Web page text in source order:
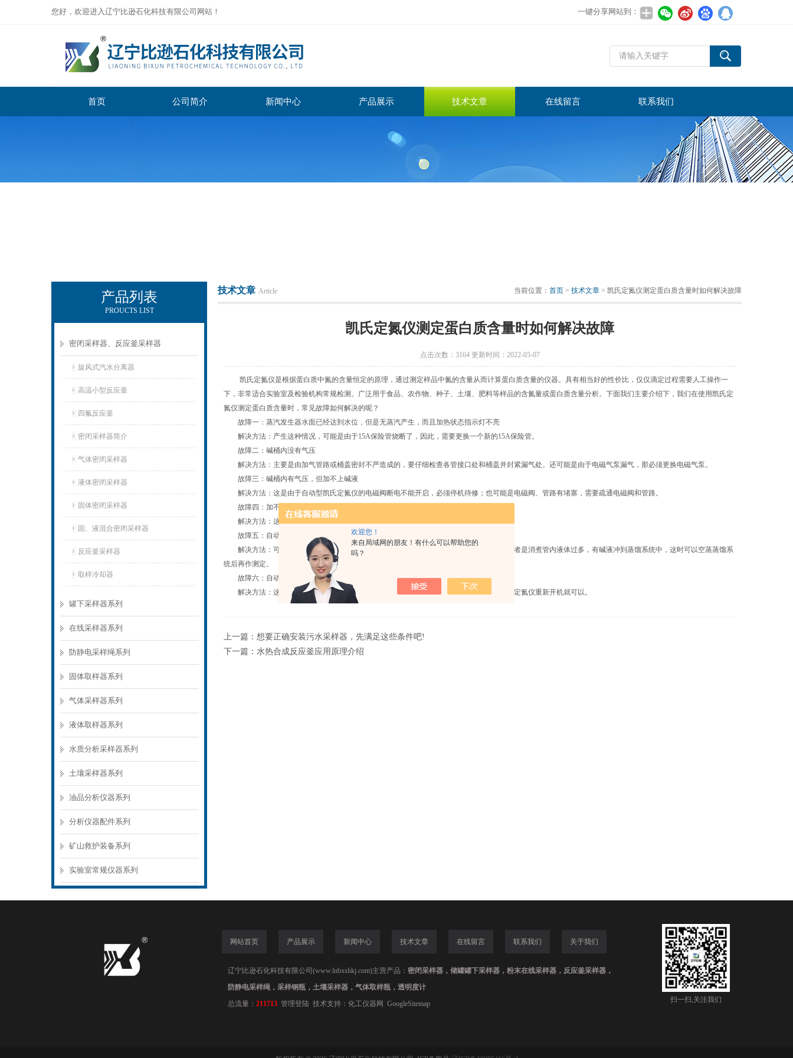
欢迎您！
来自局域网的朋友！有什么可以帮助您的
吗？
您好，欢迎进入辽宁比逊石化科技有限公司网站！ 一键分享网站到：
首页 公司简介 新闻中心 产品展示 技术文章 在线留言 联系我们
产品列表
PROUCTS LIST
密闭采样器、反应釜采样器
旋风式汽水分离器
高温小型反应釜
四氟反应釜
密闭采样器简介
气体密闭采样器
液体密闭采样器
固体密闭采样器
固、液混合密闭采样器
反应釜采样器
取样冷却器
罐下采样器系列
在线采样器系列
防静电采样绳系列
固体取样器系列
气体采样器系列
液体取样器系列
水质分析采样器系列
土壤采样器系列
油品分析仪器系列
分析仪器配件系列
矿山救护装备系列
实验室常规仪器系列
技术文章 Article 当前位置： 首页 > 技术文章 > 凯氏定氮仪测定蛋白质含量时如何解决故障
凯氏定氮仪测定蛋白质含量时如何解决故障
点击次数：3164 更新时间：2022-05-07
凯氏定氮仪是根据蛋白质中氮的含量恒定的原理，通过测定样品中氮的含量从而计算蛋白质含量的仪器。具有相当好的性价比，仅仅滴定过程需要人工操作一
下，非常适合实验室及检验机构常规检测。广泛用于食品、农作物、种子、土壤、肥料等样品的含氮量或蛋白质含量分析。下面我们主要介绍下，我们在使用凯氏定
氮仪测定蛋白质含量时，常见故障如何解决的呢？
故障一：蒸汽发生器水面已经达到水位，但是无蒸汽产生，而且加热状态指示灯不亮
解决方法：产生这种情况，可能是由于15A保险管烧断了，因此，需要更换一个新的15A保险管。
故障二：碱桶内没有气压
解决方法：主要是由加气管路或桶盖密封不严造成的，要仔细检查各管接口处和桶盖并封紧漏气处。还可能是由于电磁气泵漏气，那必须更换电磁气泵。
故障三：碱桶内有气压，但加不上碱液
解决方法：这是由于自动型凯氏定氮仪的电磁阀断电不能开启，必须停机待修；也可能是电磁阀、管路有堵塞，需要疏通电磁阀和管路。
故障四：加不上酸碱液
解决方法：这主要是由于桶中酸碱液太少，导致吸管离开酸碱液面。因此需要增加酸碱液
故障五：自动型凯氏定氮仪测定值不稳定或过高
解决方法：可能是蒸汽发生器不干净，将蒸汽发生器内的水排空，换新水后再作测定。或者是消煮管内液体过多，有碱液冲到蒸馏系统中，这时可以空蒸蒸馏系
统后再作测定。
故障六：自动工作状态不能继续工作，突然停止
解决方法：这是由于周围有电场对计算机产生干扰，按复位键或关机，然后将自动型凯氏定氮仪重新开机就可以。
上一篇： 想要正确安装污水采样器，先满足这些条件吧!
下一篇： 水热合成反应釜应用原理介绍
网站首页 产品展示 新闻中心 技术文章 在线留言 联系我们 关于我们
辽宁比逊石化科技有限公司(www.lnbxshkj.com)主营产品： 密闭采样器，储罐罐下采样器，粉末在线采样器，反应釜采样器，
防静电采样绳，采样钢瓶，土壤采样器，气体取样瓶，透明度计
总流量： 211713 管理登陆 技术支持： 化工仪器网 GoogleSitemap 扫一扫,关注我们